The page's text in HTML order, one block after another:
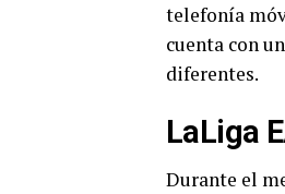
telefonía
cuenta con
diferentes.
LaLiga
Durante el